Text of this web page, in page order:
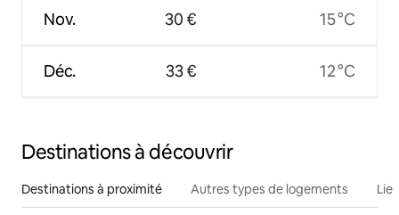
Nov.
Déc.
30 €
33 €
15 °C
12 °C
Destinations à découvrir
Destinations à proximité Autres types de logements